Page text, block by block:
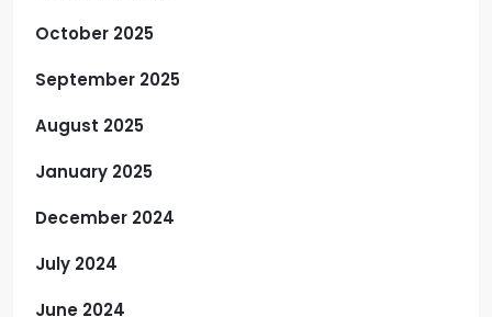
October 2025
September 2025
August 2025
January 2025
December 2024
July 2024
June 2024